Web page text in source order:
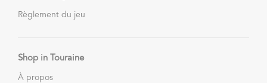
Règlement du jeu
Shop in Touraine
À propos